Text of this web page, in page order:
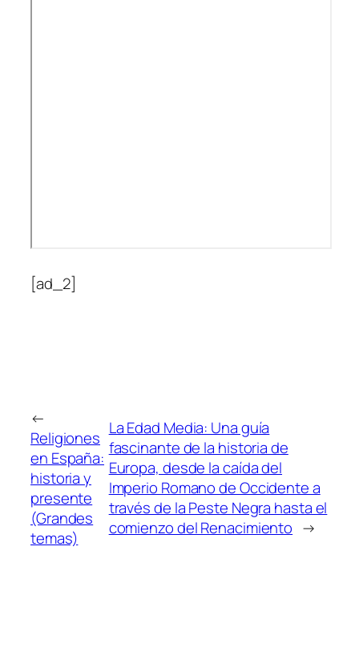
[ad_2]
←
Religiones
en España:
historia y
presente
(Grandes
temas)
La Edad Media: Una guía
fascinante de la historia de
Europa, desde la caída del
Imperio Romano de Occidente a
través de la Peste Negra hasta el
comienzo del Renacimiento →